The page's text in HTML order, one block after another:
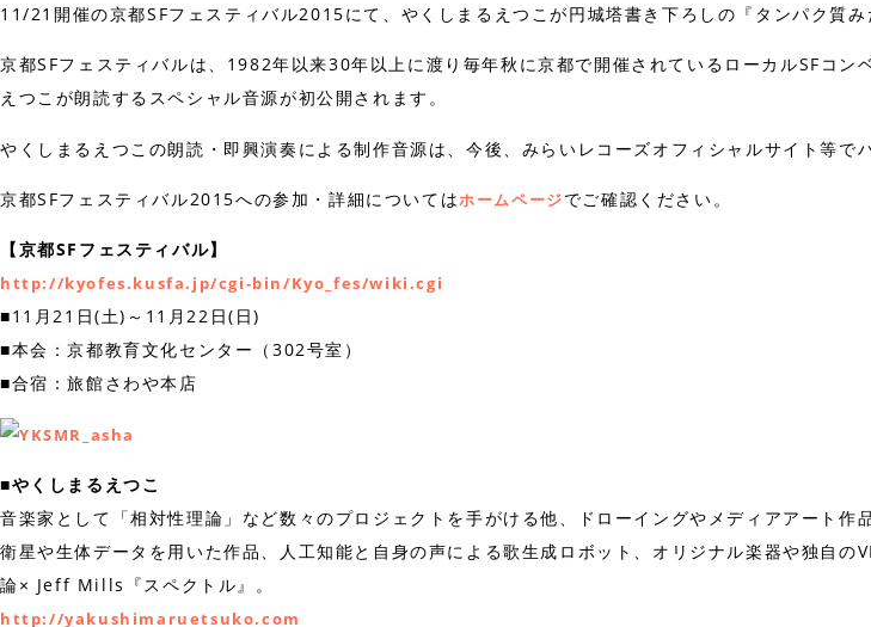
11/21開催の京都SFフェスティバル2015にて、やくしまるえつこが円城塔書き下ろしの『タンパク質
京都SFフェスティバルは、1982年以来30年以上に渡り毎年秋に京都で開催されているローカルSFコ
えつこが朗読するスペシャル音源が初公開されます。
やくしまるえつこの朗読・即興演奏による制作音源は、今後、みらいレコーズオフィシャルサイト等で
京都SFフェスティバル2015への参加・詳細についてはホームページでご確認ください。
【京都SFフェスティバル】
http://kyofes.kusfa.jp/cgi-bin/Kyo_fes/wiki.cgi
■11月21日(土)～11月22日(日)
■本会：京都教育文化センター（302号室）
■合宿：旅館さわや本店
■やくしまるえつこ
音楽家として「相対性理論」など数々のプロジェクトを手がける他、ドローイングやメディアアート
衛星や生体データを用いた作品、人工知能と自身の声による歌生成ロボット、オリジナル楽器や独自
論× Jeff Mills『スペクトル』。
http://yakushimaruetsuko.com